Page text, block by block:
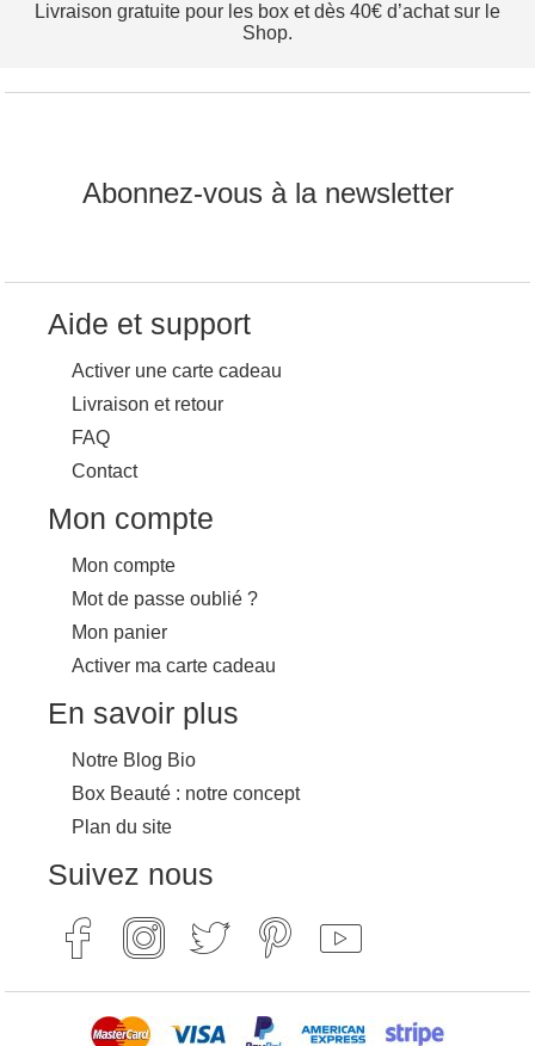
Livraison gratuite pour les box et dès 40€ d’achat sur le
Shop.
Abonnez-vous à la newsletter
Aide et support
Activer une carte cadeau
Livraison et retour
FAQ
Contact
Mon compte
Mon compte
Mot de passe oublié ?
Mon panier
Activer ma carte cadeau
En savoir plus
Notre Blog Bio
Box Beauté : notre concept
Plan du site
Suivez nous